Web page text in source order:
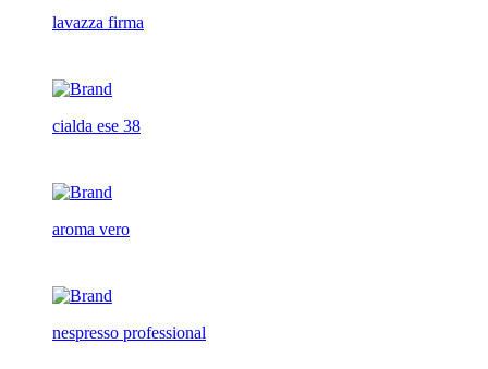
lavazza firma
cialda ese 38
aroma vero
nespresso professional